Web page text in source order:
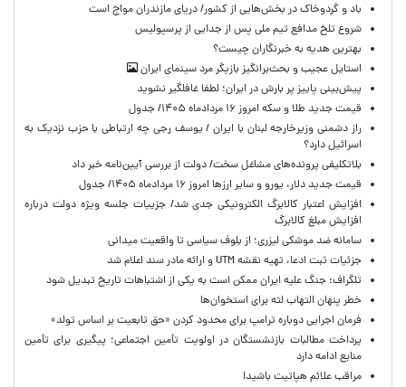
باد و گردوخاک در بخش‌هایی از کشور/ دریای مازندران مواج است
شروع تلخ مدافع تیم ملی پس از جدایی از پرسپولیس
بهترین هدیه به خبرنگاران چیست؟
استایل عجیب و بحث‌برانگیز بازیگر مرد سینمای ایران
پیش‌بینی پاییز پر بارش در ایران؛ لطفا غافلگیر نشوید
قیمت جدید طلا و سکه امروز ۱۶ مردادماه ۱۴۰۵/ جدول
راز دشمنی وزیرخارجه لبنان با ایران / یوسف رجی چه ارتباطی با حزب نزدیک به
اسرائیل دارد؟
بلاتکلیفی پرونده‌های مشاغل سخت/ دولت از بررسی آیین‌نامه خبر داد
قیمت جدید دلار، یورو و سایر ارزها امروز ۱۶ مردادماه ۱۴۰۵/ جدول
افزایش اعتبار کالابرگ الکترونیکی جدی شد/ جزییات جلسه ویژه دولت درباره
افزایش مبلغ کالابرگ
سامانه ضد موشکی لیزری؛ از بلوف سیاسی تا واقعیت میدانی
جزئیات ثبت ادعا، تهیه نقشه UTM و ارائه مادر سند اعلام شد
تلگراف: جنگ علیه ایران ممکن است به یکی از اشتباهات تاریخ تبدیل شود
خطر پنهان التهاب لثه برای استخوان‌ها
فرمان اجرایی دوباره ترامپ برای محدود کردن «حق تابعیت بر اساس تولد»
پرداخت مطالبات بازنشستگان در اولویت تأمین اجتماعی؛ پیگیری برای تأمین
منابع ادامه دارد
مراقب علائم هپاتیت باشید!